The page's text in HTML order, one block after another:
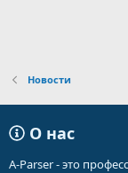
Новости
О нас
A-Parser - это